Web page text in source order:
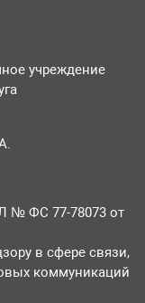
учреждение
№ ФС 77-78073 от
в сфере связи,
коммуникаций